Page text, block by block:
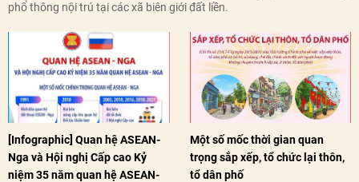
phổ thông nội trú tại các xã biên giới đất liền.
[Infographic] Quan hệ ASEAN-
Nga và Hội nghị Cấp cao Kỷ
niệm 35 năm quan hệ ASEAN-
Một số mốc thời gian quan
trọng sắp xếp, tổ chức lại thôn,
tổ dân phố